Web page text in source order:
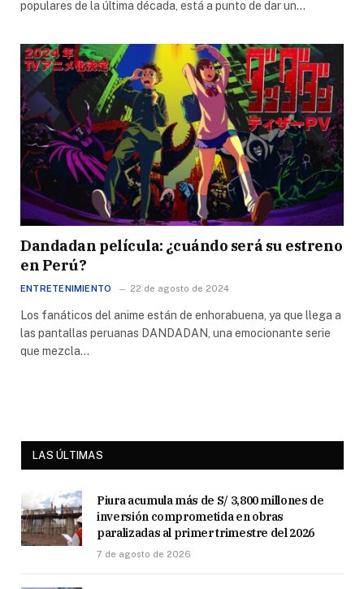
populares de la última década, está a punto de dar un…
Dandadan película: ¿cuándo será su estreno
en Perú?
ENTRETENIMIENTO 22 de agosto de 2024
Los fanáticos del anime están de enhorabuena, ya que llega a
las pantallas peruanas DANDADAN, una emocionante serie
que mezcla…
LAS ÚLTIMAS
Piura acumula más de S/ 3,800 millones de
inversión comprometida en obras
paralizadas al primer trimestre del 2026
7 de agosto de 2026